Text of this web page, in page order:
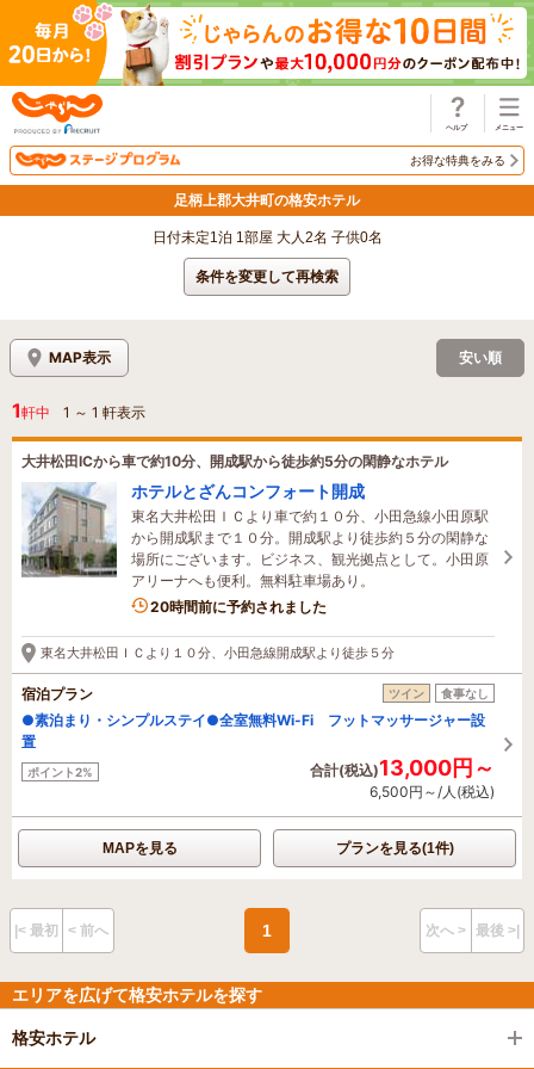
お得な特典をみる
足柄上郡大井町の格安ホテル
日付未定1泊 1部屋 大人2名 子供0名
条件を変更して再検索
MAP表示 安い順
1軒中 1 ～ 1 軒表示
大井松田ICから車で約10分、開成駅から徒歩約5分の閑静なホテル
ホテルとざんコンフォート開成
東名大井松田ＩＣより車で約１０分、小田急線小田原駅
から開成駅まで１０分。開成駅より徒歩約５分の閑静な
場所にございます。ビジネス、観光拠点として。小田原
アリーナへも便利。無料駐車場あり。
20時間前に予約されました
東名大井松田ＩＣより１０分、小田急線開成駅より徒歩５分
宿泊プラン ツイン 食事なし
●素泊まり・シンプルステイ●全室無料Wi-Fi フットマッサージャー設
置
ポイント2% 合計(税込)13,000円～
6,500円～/人(税込)
MAPを見る プランを見る(1件)
|< 最初 < 前へ 1 次へ > 最後 >|
エリアを広げて格安ホテルを探す
格安ホテル